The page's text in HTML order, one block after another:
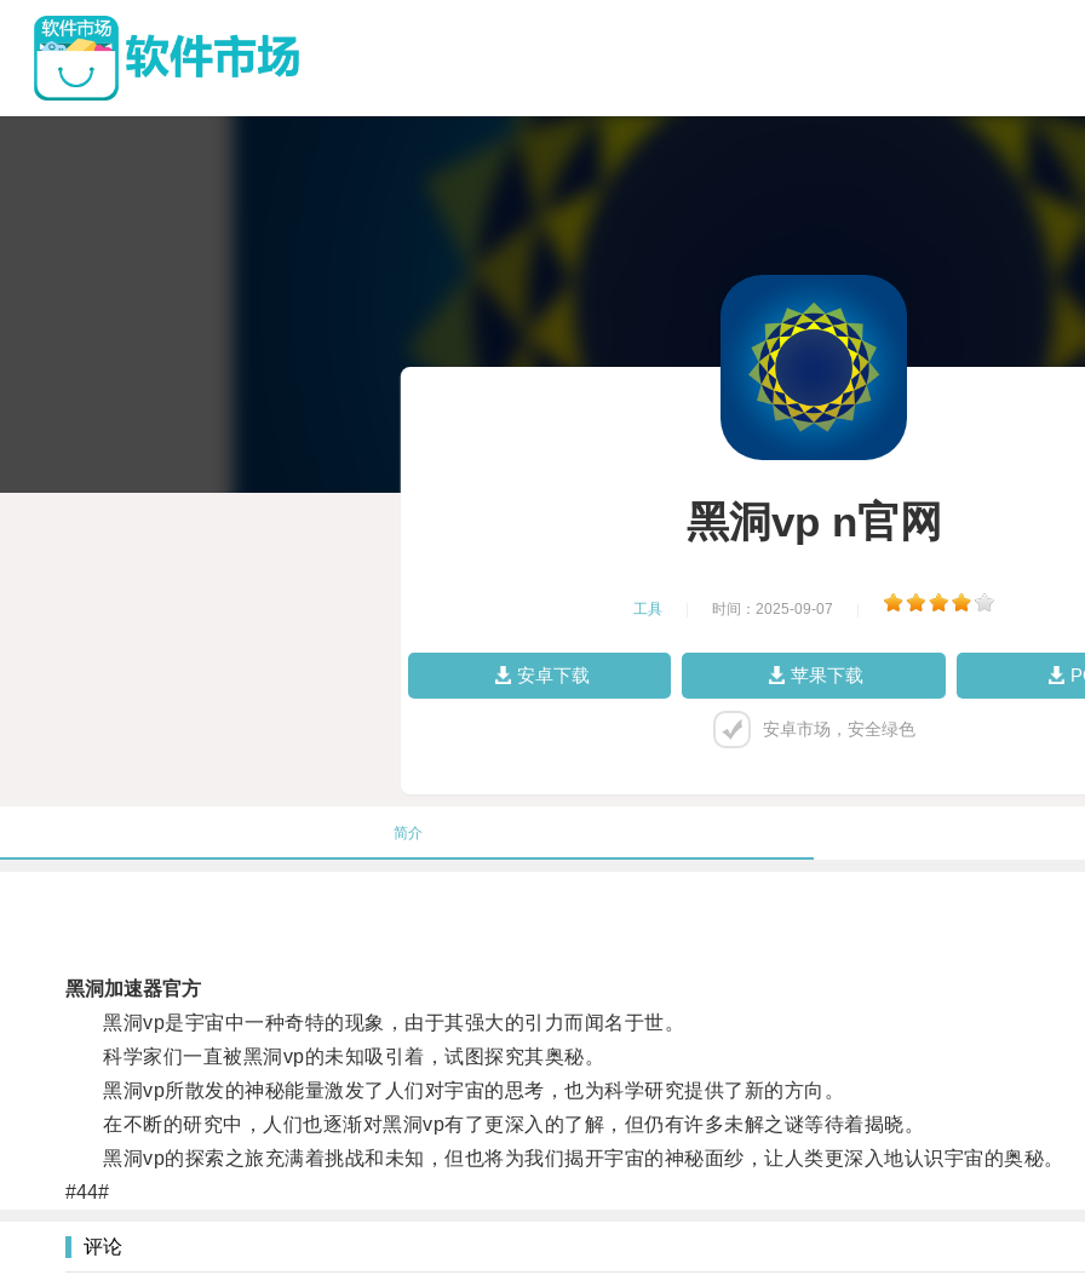
黑洞vp n官网
工具 时间：2025-09-07
安卓下载 苹果下载
安卓市场，安全绿色
简介
黑洞加速器官方
黑洞vp是宇宙中一种奇特的现象，由于其强大的引力而闻名于世。
科学家们一直被黑洞vp的未知吸引着，试图探究其奥秘。
黑洞vp所散发的神秘能量激发了人们对宇宙的思考，也为科学研究提供了新的方向。
在不断的研究中，人们也逐渐对黑洞vp有了更深入的了解，但仍有许多未解之谜等待着揭晓。
黑洞vp的探索之旅充满着挑战和未知，但也将为我们揭开宇宙的神秘面纱，让人类更深入地认识宇宙的奥秘。
#44#
评论